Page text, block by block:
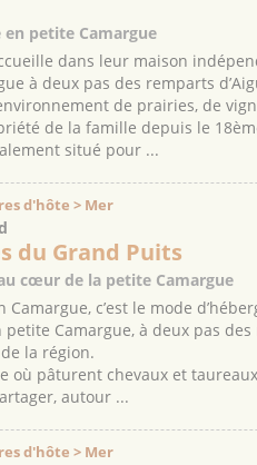
petite Camargue
dans leur maison
à deux pas des remparts
de prairies, de
de la famille depuis le
situé pour ...
d'hôte > Mer
du Grand Puits
cœur de la petite Camargue
c’est le mode
Camargue, à deux pas
la région.
où pâturent chevaux et
autour ...
d'hôte > Mer